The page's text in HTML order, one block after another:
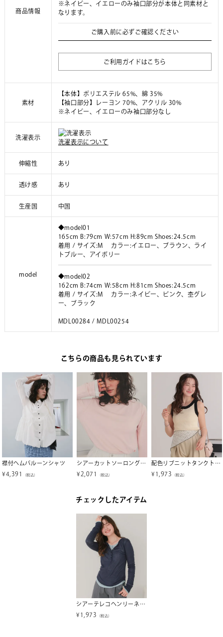
商品情報
※ネイビー、イエローのみ袖口部分が本体と同素材と
なります。
ご購入前に必ずご確認ください
ご利用ガイドはこちら
素材
【本体】ポリエステル 65%、綿 35%
【袖口部分】レーヨン 70%、アクリル 30%
※ネイビー、イエローのみ袖口部分なし
洗濯表示
洗濯表示について
伸縮性 あり
透け感 あり
生産国 中国
model
◆model01
165cm B:79cm W:57cm H:89cm Shoes:24.5cm
着用 / サイズ:M カラー:イエロー、ブラウン、ライ
トブルー、アイボリー
◆model02
162cm B:74cm W:58cm H:81cm Shoes:24.5cm
着用 / サイズ:M カラー:ネイビー、ピンク、杢グレ
ー、ブラック
MDL00284 / MDL00254
こちらの商品も見られています
襟付ヘムバルーンシャツ
¥4,391 （税込）
シアーカットソーロングスリーブトップス【メール便可／95】
¥ 2,071 （税込）
配色リブニットタンクトップ【メール便可／90】
¥ 1,973 （税込）
チェックしたアイテム
シアーテレコヘンリーネックトップス【メール便可／85】
¥ 1,973 （税込）